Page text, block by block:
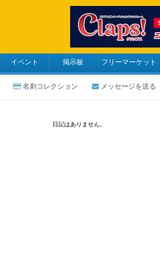
イベント 掲示板 フリーマーケット
名刺コレクション メッセージを送る
日記はありません。